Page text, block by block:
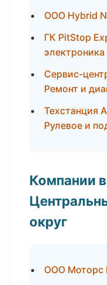
ООО Hybrid
ГК PitStop
электроника
Сервис-
Ремонт и
Техстанция
Рулевое и
Компании
округ
ООО Моторс